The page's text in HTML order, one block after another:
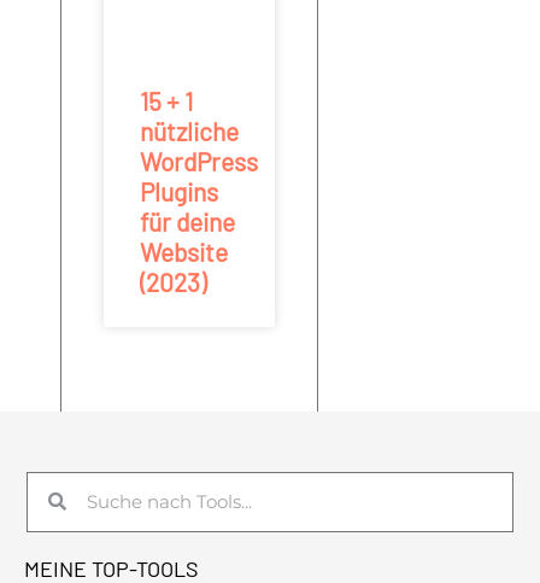
15 + 1
nützliche
WordPress
Plugins
für deine
Website
(2023)
MEINE TOP-TOOLS